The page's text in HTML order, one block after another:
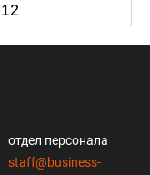
12
отдел персонала
staff@business-